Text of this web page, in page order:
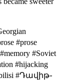
#prose
#Soviet
#hijacking
#Դավիթ֊